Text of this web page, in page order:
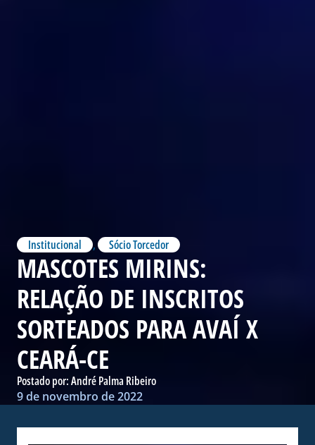
Institucional , Sócio Torcedor
MASCOTES MIRINS:
RELAÇÃO DE INSCRITOS
SORTEADOS PARA AVAÍ X
CEARÁ-CE
Postado por:André Palma Ribeiro
9 de novembro de 2022